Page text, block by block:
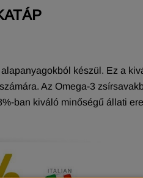
készül. Ez a
Az Omega-3
ban kiváló minőségű állati